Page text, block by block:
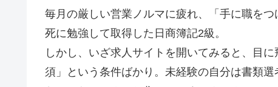
毎月の厳しい営業ノルマに疲れ、「手に職を
死に勉強して取得した日商簿記2級。
しかし、いざ求人サイトを開いてみると、目
須」という条件ばかり。未経験の自分は書類